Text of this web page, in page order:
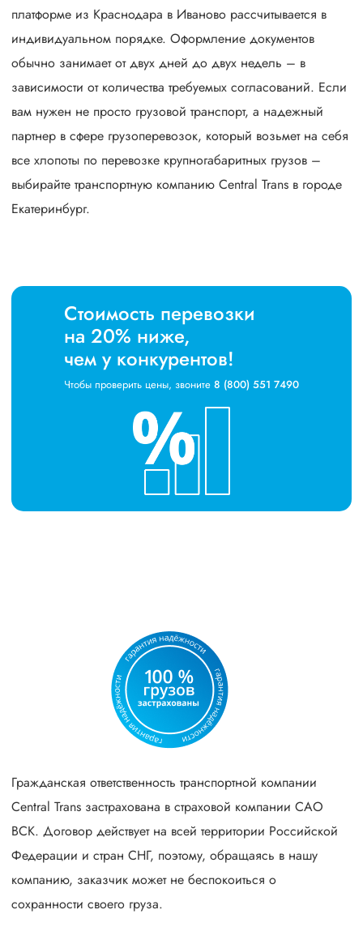
платформе из Краснодара в Иваново рассчитывается в
индивидуальном порядке. Оформление документов
обычно занимает от двух дней до двух недель – в
зависимости от количества требуемых согласований. Если
вам нужен не просто грузовой транспорт, а надежный
партнер в сфере грузоперевозок, который возьмет на себя
все хлопоты по перевозке крупногабаритных грузов –
выбирайте транспортную компанию Central Trans в городе
Екатеринбург.
Стоимость перевозки
на 20% ниже,
чем у конкурентов!
Чтобы проверить цены, звоните 8 (800) 551 7490
Гражданская ответственность транспортной компании
Central Trans застрахована в страховой компании САО
ВСК. Договор действует на всей территории Российской
Федерации и стран СНГ, поэтому, обращаясь в нашу
компанию, заказчик может не беспокоиться о
сохранности своего груза.